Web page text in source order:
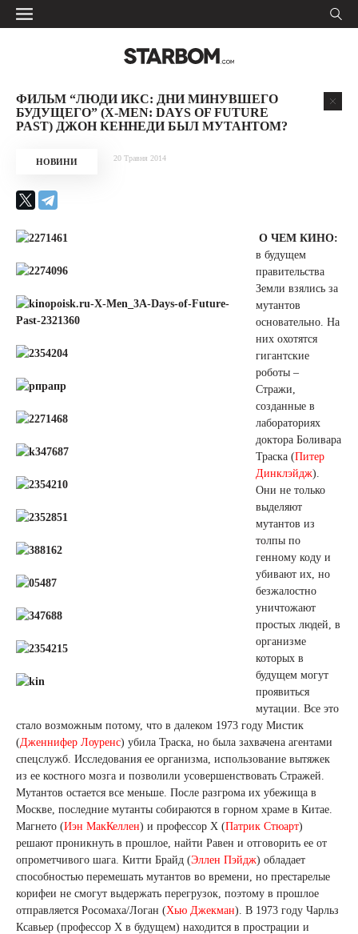
ФИЛЬМ “ЛЮДИ ИКС: ДНИ МИНУВШЕГО
БУДУЩЕГО” (X-MEN: DAYS OF FUTURE
PAST) ДЖОН КЕННЕДИ БЫЛ МУТАНТОМ?
НОВИНИ 20 Травня 2014
О ЧЕМ КИНО:
в будущем
правительства
Земли взялись за
мутантов
основательно. На
них охотятся
гигантские
роботы –
Стражи,
созданные в
лабораториях
доктора Боливара
Траска (Питер
Динклэйдж).
Они не только
выделяют
мутантов из
толпы по
генному коду и
убивают их, но
безжалостно
уничтожают
простых людей, в
организме
которых в
будущем могут
проявиться
мутации. Все это
стало возможным потому, что в далеком 1973 году Мистик
(Дженнифер Лоуренс) убила Траска, но была захвачена агентами
спецслужб. Исследования ее организма, использование вытяжек
из ее костного мозга и позволили усовершенствовать Стражей.
Мутантов остается все меньше. После разгрома их убежища в
Москве, последние мутанты собираются в горном храме в Китае.
Магнето (Иэн МакКеллен) и профессор Х (Патрик Стюарт)
решают проникнуть в прошлое, найти Равен и отговорить ее от
опрометчивого шага. Китти Брайд (Эллен Пэйдж) обладает
способностью перемешать мутантов во времени, но престарелые
корифеи не смогут выдержать перегрузок, поэтому в прошлое
отправляется Росомаха/Логан (Хью Джекман). В 1973 году Чарльз
Ксавьер (профессор Х в будущем) находится в прострации и